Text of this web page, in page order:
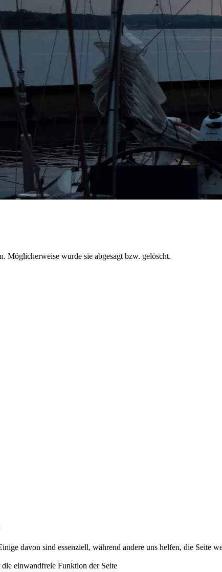
Möglicherweise wurde sie abgesagt bzw. gelöscht.
davon sind essenziell, während andere uns helfen, die Seite
einwandfreie Funktion der Seite